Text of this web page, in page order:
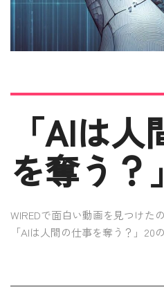
「AIは
を奪う？」
WIREDで面白い動画を見つけ
「AIは人間の仕事を奪う？」